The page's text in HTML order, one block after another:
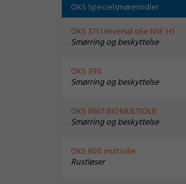
OKS Specielsmøremidler
OKS 371 Universal olie NSF H1
Smørring og beskyttelse
OKS 390
Smørring og beskyttelse
OKS 8601 BIOMULTIOLIE
Smørring og beskyttelse
OKS 600 multiolie
Rustløser